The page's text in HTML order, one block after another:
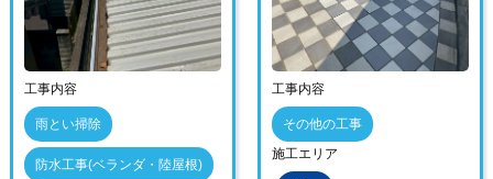
工事内容
雨とい掃除
防水工事(ベランダ・陸屋根)
工事内容
その他の工事
施工エリア